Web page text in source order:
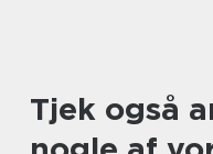
Tjek også